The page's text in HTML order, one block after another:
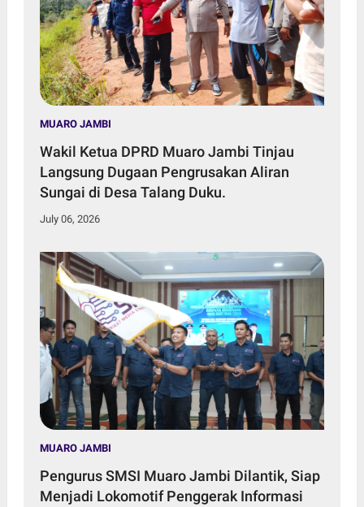
MUARO JAMBI
Wakil Ketua DPRD Muaro Jambi Tinjau
Langsung Dugaan Pengrusakan Aliran
Sungai di Desa Talang Duku.
July 06, 2026
MUARO JAMBI
Pengurus SMSI Muaro Jambi Dilantik, Siap
Menjadi Lokomotif Penggerak Informasi